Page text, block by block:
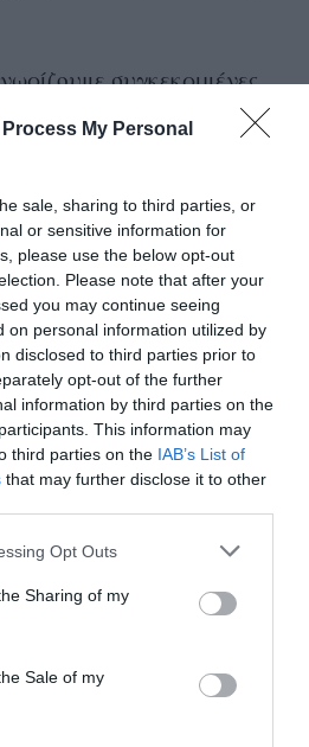
My Personal
sale, sharing to third parties, or
or sensitive information for
please use the below opt-out
Please note that after your
you may continue seeing
on personal information utilized by
disclosed to third parties prior to
opt-out of the further
information by third parties on the
This information may
third parties on the IAB’s List of
that may further disclose it to other
Opt Outs
Sharing of my
Sale of my
συγκεκριμένες
ρόλο του στη σειρά, ωστόσο
της,
μπροστά στα μάτια μας.
Michael Ellenbger είχε
γύρω από τον
ιδίως μετά τη συμφωνία
πέτυχε εξαπατώντας τον
Συγκεκριμένα, είχε πει
υπαρξιακότης δράμα στη
σε αυτό θα συμβάλει και
από δέκα επεισόδια
να κάνει πρεμιέρα
η αναμονή γίνεται όλο και
τους φαν της.